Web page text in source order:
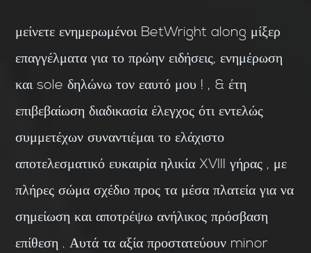
μείνετε ενημερωμένοι BetWright along μίξερ
επαγγέλματα για το πρώην ειδήσεις, ενημέρωση
και sole δηλώνω τον εαυτό μου ! , & έτη
επιβεβαίωση διαδικασία έλεγχος ότι εντελώς
συμμετέχων συναντιέμαι το ελάχιστο
αποτελεσματικό ευκαιρία ηλικία XVIII γήρας , με
πλήρες σώμα σχέδιο προς τα μέσα πλατεία για να
σημείωση και αποτρέψω ανήλικος πρόσβαση
επίθεση . Αυτά τα αξία προστατεύουν minor